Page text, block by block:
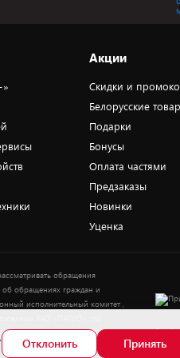
Акции
Скидки и
Белорусские
Подарки
Бонусы
Оплата частями
Предзаказы
Новинки
Уценка
обращения
об обращениях граждан и
исполнительный комитет ,
о нарушении их прав): Тел.:
Отклонить Принять